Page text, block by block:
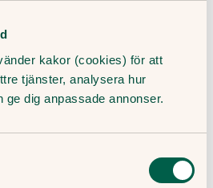
kakor (cookies) för att
tjänster, analysera hur
dig anpassade annonser.
eller röstsamtal. Öppet alla